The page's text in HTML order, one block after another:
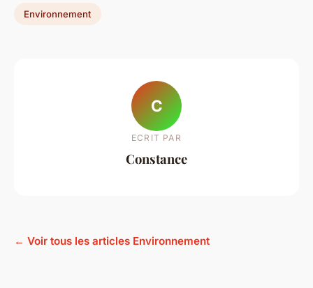
Environnement
C
ECRIT PAR
Constance
← Voir tous les articles Environnement